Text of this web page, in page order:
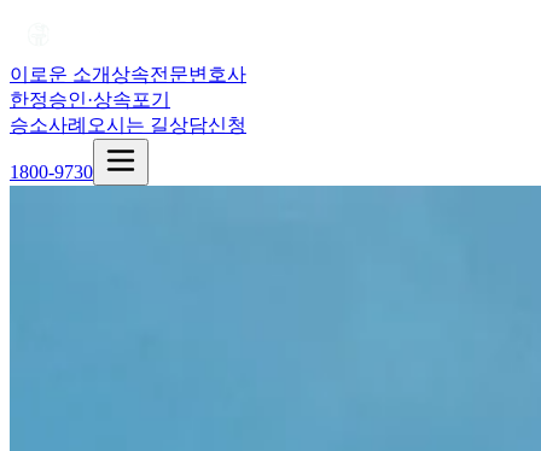
이로운 소개상속전문변호사
한정승인·상속포기
승소사례 오시는 길상담신청
1800-9730